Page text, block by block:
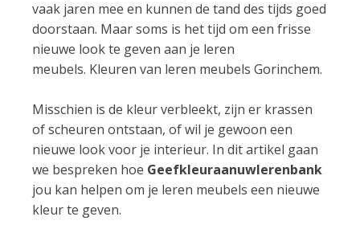
vaak jaren mee en kunnen de tand des tijds goed
doorstaan. Maar soms is het tijd om een ​​frisse
nieuwe look te geven aan je leren
meubels. Kleuren van leren meubels Gorinchem.
Misschien is de kleur verbleekt, zijn er krassen
of scheuren ontstaan, of wil je gewoon een
nieuwe look voor je interieur. In dit artikel gaan
we bespreken hoe Geefkleuraanuwlerenbank
jou kan helpen om je leren meubels een nieuwe
kleur te geven.